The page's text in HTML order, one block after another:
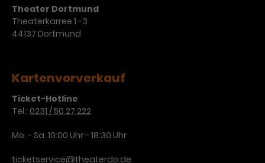
verschiedene Websites hinweg.
Theater Dortmund
Theaterkarree 1 -3
44137 Dortmund
Kartenvorverkauf
Ticket-Hotline
Tel.: 0231 / 50 27 222
Mo. - Sa. 10:00 Uhr - 18:30 Uhr
ticketservice@theaterdo.de